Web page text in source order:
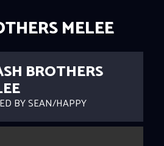
MELEE
BROTHERS
BY SEAN/HAPPY